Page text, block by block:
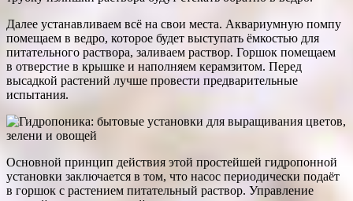
Далее устанавливаем всё на свои места. Аквариумную помпу
помещаем в ведро, которое будет выступать ёмкостью для
питательного раствора, заливаем раствор. Горшок помещаем
в отверстие в крышке и наполняем керамзитом. Перед
высадкой растений лучше провести предварительные
испытания.
Основной принцип действия этой простейшей гидропонной
установки заключается в том, что насос периодически подаёт
в горшок с растением питательный раствор. Управление